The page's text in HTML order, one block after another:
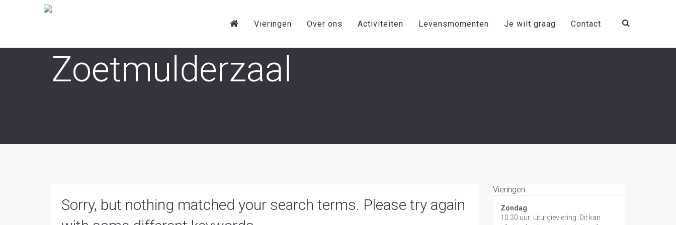
Vieringen Over ons Activiteiten Levensmomenten Je wilt graag Contact
Zoetmulderzaal
Sorry, but nothing matched your search terms. Please try again
Vieringen
Zondag
10:30 uur: Liturgieviering. Dit kan